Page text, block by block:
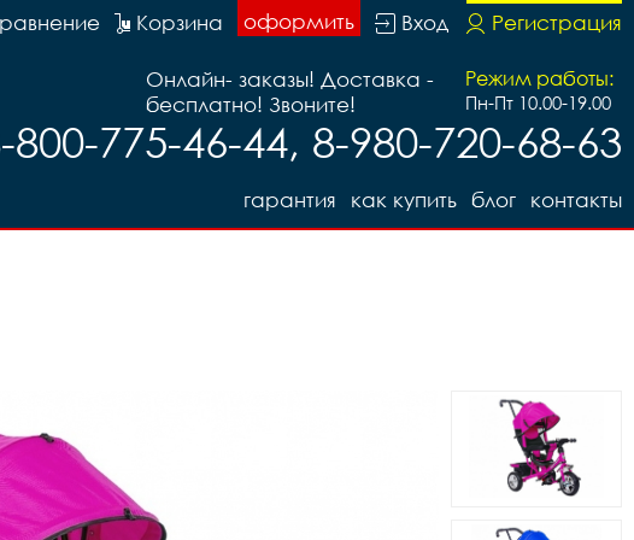
Регистрация
Вход
оформить
Корзина
Режим работы:
Пн-Пт 10.00-19.00
Онлайн- заказы! Доставка -
бесплатно! Звоните!
800-775-46-44, 8-980-720-68-63
контакты
блог
как купить
гарантия